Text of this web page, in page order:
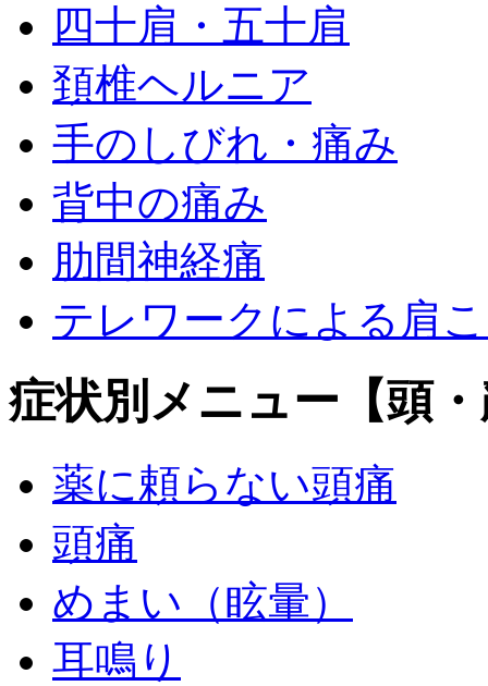
四十肩・五十肩
頚椎ヘルニア
手のしびれ・痛み
背中の痛み
肋間神経痛
テレワークによる肩
症状別メニュー【頭
薬に頼らない頭痛
頭痛
めまい（眩暈）
耳鳴り